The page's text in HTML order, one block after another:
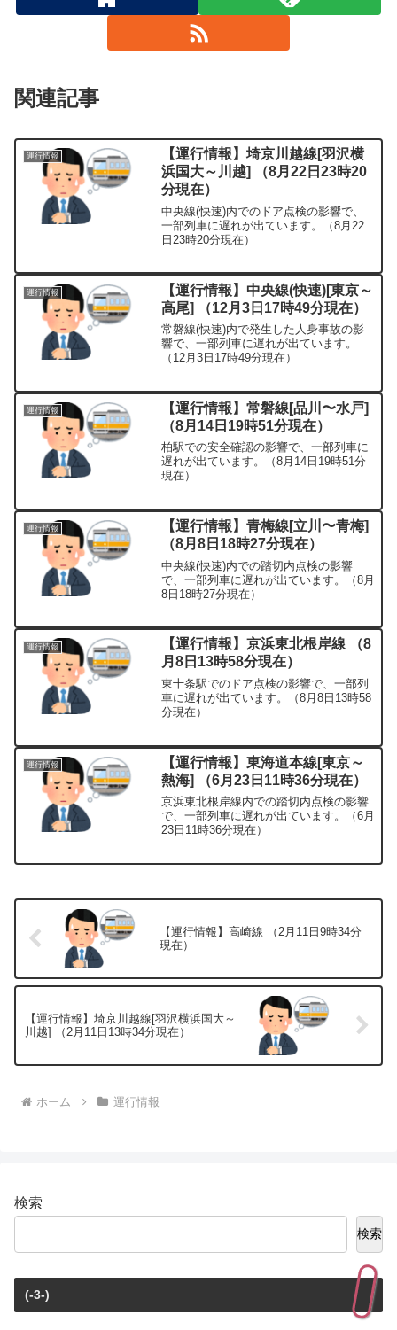
関連記事
運行情報
【運行情報】埼京川越線[羽沢横
浜国大～川越] （8月22日23時20
分現在）
中央線(快速)内でのドア点検の影響で、
一部列車に遅れが出ています。（8月22
日23時20分現在）
運行情報
【運行情報】中央線(快速)[東京～
高尾] （12月3日17時49分現在）
常磐線(快速)内で発生した人身事故の影
響で、一部列車に遅れが出ています。
（12月3日17時49分現在）
運行情報
【運行情報】常磐線[品川〜水戸]
（8月14日19時51分現在）
柏駅での安全確認の影響で、一部列車に
遅れが出ています。（8月14日19時51分
現在）
運行情報
【運行情報】青梅線[立川〜青梅]
（8月8日18時27分現在）
中央線(快速)内での踏切内点検の影響
で、一部列車に遅れが出ています。（8月
8日18時27分現在）
運行情報
【運行情報】京浜東北根岸線 （8
月8日13時58分現在）
東十条駅でのドア点検の影響で、一部列
車に遅れが出ています。（8月8日13時58
分現在）
運行情報
【運行情報】東海道本線[東京～
熱海] （6月23日11時36分現在）
京浜東北根岸線内での踏切内点検の影響
で、一部列車に遅れが出ています。（6月
23日11時36分現在）
【運行情報】高崎線 （2月11日9時34分
現在）
【運行情報】埼京川越線[羽沢横浜国大～
川越] （2月11日13時34分現在）
ホーム 運行情報
検索
検索
(-3-)